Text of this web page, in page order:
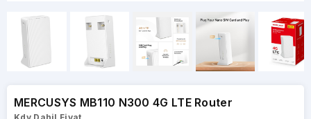
MERCUSYS MB110 N300 4G LTE Router